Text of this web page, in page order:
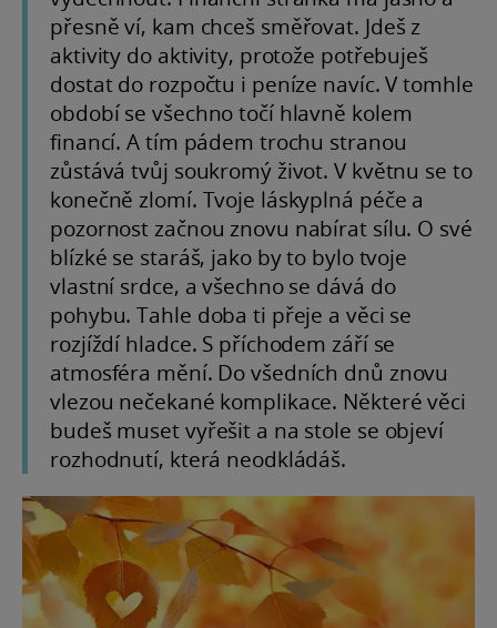
přesně ví, kam chceš směřovat. Jdeš z
aktivity do aktivity, protože potřebuješ
dostat do rozpočtu i peníze navíc. V tomhle
období se všechno točí hlavně kolem
financí. A tím pádem trochu stranou
zůstává tvůj soukromý život. V květnu se to
konečně zlomí. Tvoje láskyplná péče a
pozornost začnou znovu nabírat sílu. O své
blízké se staráš, jako by to bylo tvoje
vlastní srdce, a všechno se dává do
pohybu. Tahle doba ti přeje a věci se
rozjíždí hladce. S příchodem září se
atmosféra mění. Do všedních dnů znovu
vlezou nečekané komplikace. Některé věci
budeš muset vyřešit a na stole se objeví
rozhodnutí, která neodkládáš.